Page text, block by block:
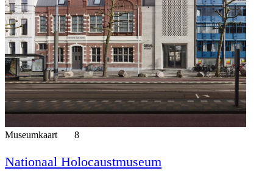
Museumkaart 8
Nationaal Holocaustmuseum